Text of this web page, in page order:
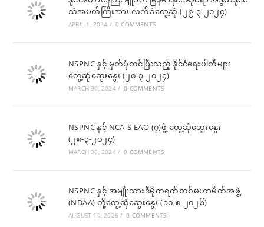
သံအမတ်ကြီးအား လက်ခံတွေ့ဆုံ (၂၉-၃-၂၀၂၄)
APRIL 1, 2024 / 0 COMMENTS
NSPNC နှင့် မှတ်ပုံတင်ပြီးသည့် နိုင်ငံရေးပါတီများ
တွေ့ဆုံဆွေးနွေး (၂၈-၃-၂၀၂၄)
MARCH 30, 2024 / 0 COMMENTS
NSPNC နှင့် NCA-S EAO (၇)ဖွဲ့ တွေ့ဆုံဆွေးနွေး
(၂၈-၃-၂၀၂၄)
MARCH 30, 2024 / 0 COMMENTS
NSPNC နှင့် အမျိုးသားဒီမိုကရက်တစ်မဟာမိတ်အဖွဲ့
(NDAA) တို့တွေ့ဆုံဆွေးနွေး (၁၀-၈-၂၀၂၆)
AUGUST 10, 2026 / 0 COMMENTS